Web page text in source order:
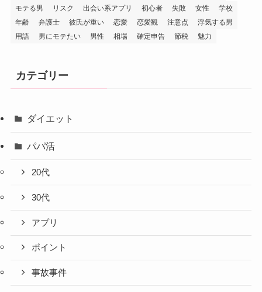
モテる男
リスク 出会い系アプリ 初心者 失敗 女性
学校
年齢
弁護士 彼氏が重い 恋愛 恋愛観 注意点
浮気する男
用語
男にモテたい 男性 相場 確定申告 節税 魅力
カテゴリー
ダイエット
パパ活
20代
30代
アプリ
ポイント
事故事件